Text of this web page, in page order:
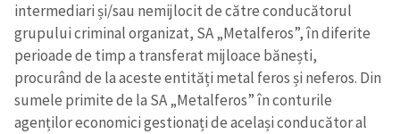
intermediari și/sau nemijlocit de către conducătorul
grupului criminal organizat, SA „Metalferos”, în diferite
perioade de timp a transferat mijloace bănești,
procurând de la aceste entități metal feros și neferos. Din
sumele primite de la SA „Metalferos” în conturile
agenților economici gestionați de același conducător al